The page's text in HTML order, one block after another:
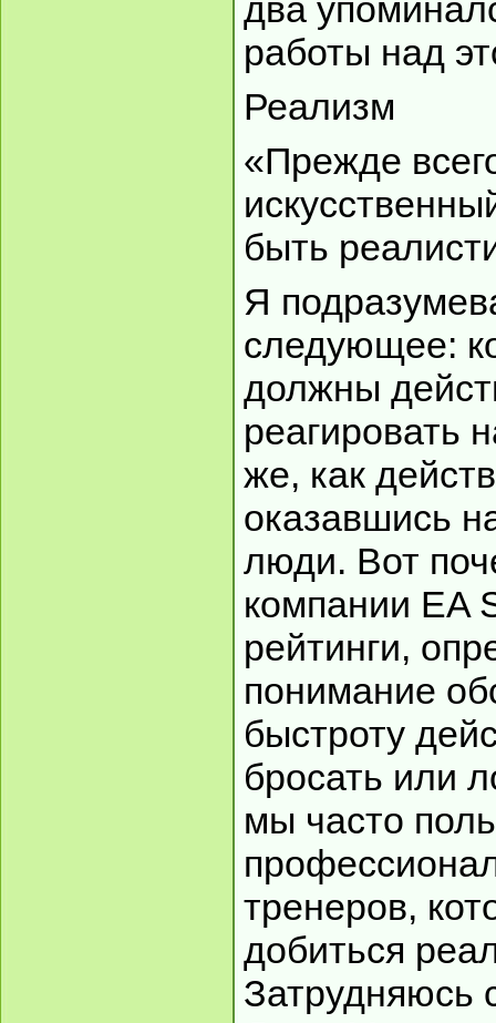
два
работы над
Реализм
«Прежде
быть
Я
следующее:
должны
реагировать
же, как
оказавшись
люди. Вот
компании EA
рейтинги,
понимание
быстроту
бросать или
мы часто
тренеров,
добиться
Затрудняюсь